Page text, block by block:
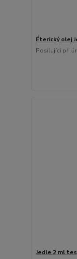
Éterický olej
Posilující při
Jedle 2 ml